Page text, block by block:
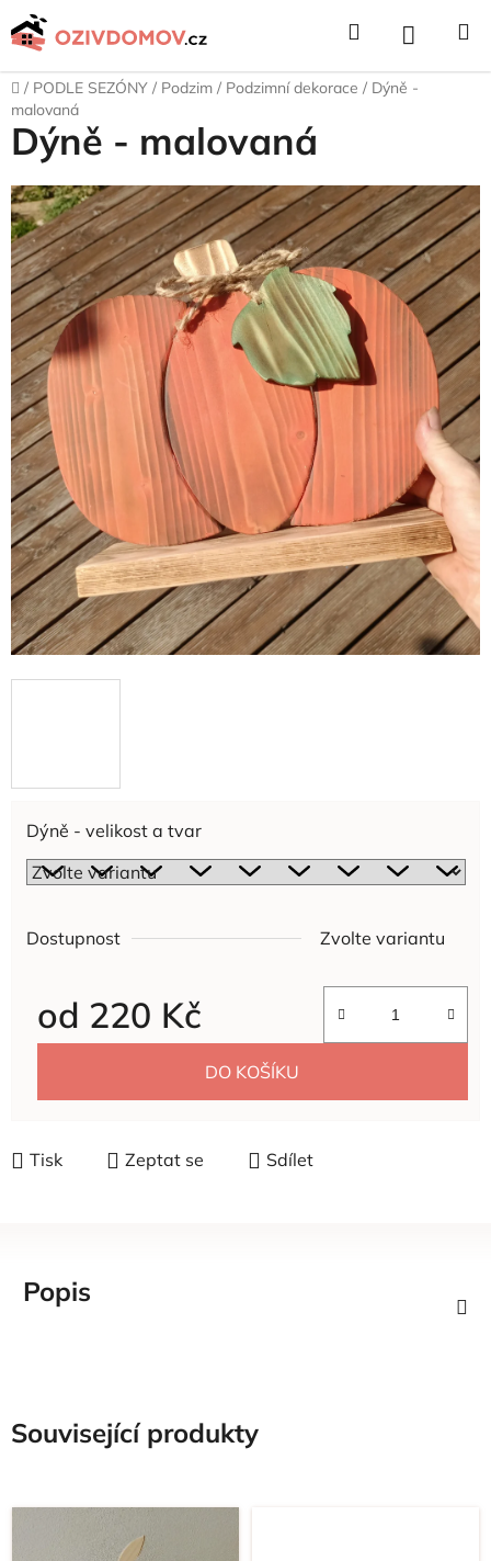
Přejít
na
Hledat NÁKUPNÍ
KOŠÍK
Domů
/ PODLE SEZÓNY / Podzim / Podzimní dekorace / Dýně -
malovaná
Dýně - velikost a tvar
Dostupnost Zvolte variantu
od 220 Kč
Měrná cena:
DO KOŠÍKU
Tisk Zeptat se Sdílet
Dýně - malovaná
Popis
Související produkty